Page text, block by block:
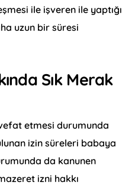
ile işveren ile yaptığı
uzun bir süresi
Sık Merak
etmesi durumunda
izin süreleri babaya
da kanunen
izni hakkı